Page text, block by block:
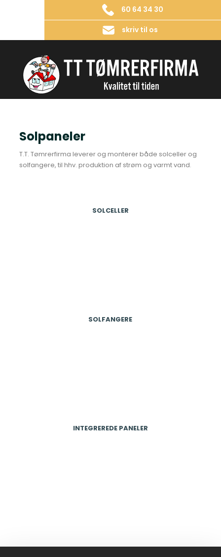
60 64 34 30
skriv til os
Solpaneler
​T.T. Tømrerfirma leverer og monterer både solceller og
solfangere, til hhv. produktion af strøm og varmt vand.
SOLCELLER
SOLFANGERE​
INTEGREREDE PANELER